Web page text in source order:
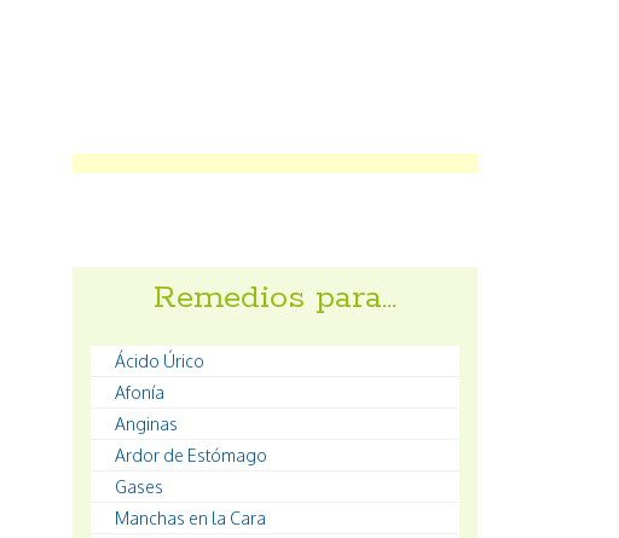
Remedios para…
Ácido Úrico
Afonía
Anginas
Ardor de Estómago
Gases
Manchas en la Cara